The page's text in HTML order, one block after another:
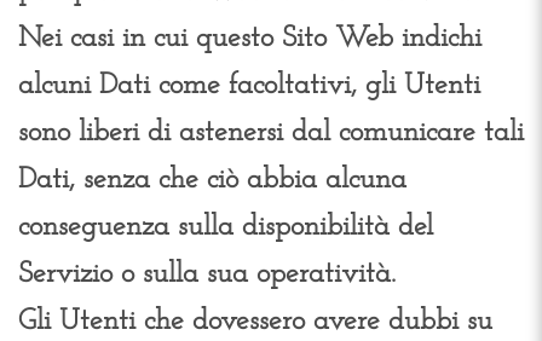
Nei casi in cui questo Sito Web indichi
alcuni Dati come facoltativi, gli Utenti
sono liberi di astenersi dal comunicare tali
Dati, senza che ciò abbia alcuna
conseguenza sulla disponibilità del
Servizio o sulla sua operatività.
Gli Utenti che dovessero avere dubbi su